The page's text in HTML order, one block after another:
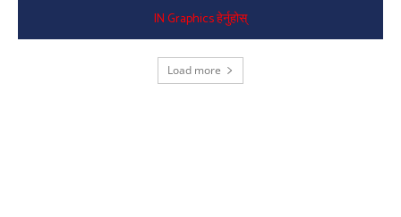
IN Graphics हेर्नुहोस्
Load more